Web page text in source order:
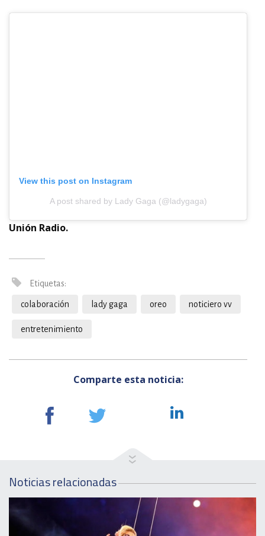
View this post on Instagram
A post shared by Lady Gaga (@ladygaga)
Unión Radio.
Etiquetas:
colaboración lady gaga oreo noticiero vv
entretenimiento
Comparte esta noticia:
Noticias relacionadas